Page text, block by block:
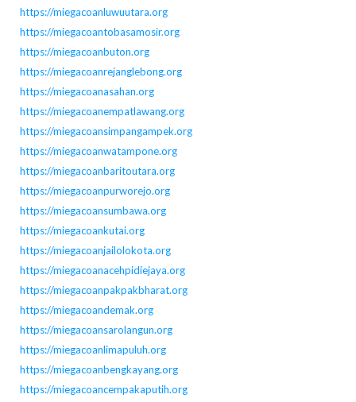
https://miegacoanluwuutara.org
https://miegacoantobasamosir.org
https://miegacoanbuton.org
https://miegacoanrejanglebong.org
https://miegacoanasahan.org
https://miegacoanempatlawang.org
https://miegacoansimpangampek.org
https://miegacoanwatampone.org
https://miegacoanbaritoutara.org
https://miegacoanpurworejo.org
https://miegacoansumbawa.org
https://miegacoankutai.org
https://miegacoanjailolokota.org
https://miegacoanacehpidiejaya.org
https://miegacoanpakpakbharat.org
https://miegacoandemak.org
https://miegacoansarolangun.org
https://miegacoanlimapuluh.org
https://miegacoanbengkayang.org
https://miegacoancempakaputih.org